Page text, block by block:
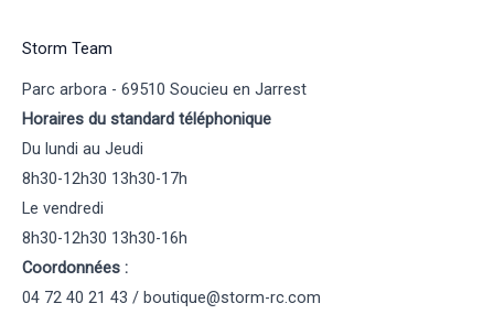
Storm Team
Parc arbora - 69510 Soucieu en Jarrest
Horaires du standard téléphonique
Du lundi au Jeudi
8h30-12h30 13h30-17h
Le vendredi
8h30-12h30 13h30-16h
Coordonnées :
04 72 40 21 43 / boutique@storm-rc.com